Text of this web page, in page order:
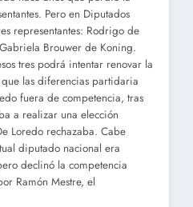
Pero en Diputados
representantes: Rodrigo de
Brouwer de Koning.
tres podrá intentar renovar la
las diferencias partidaria
fuera de competencia, tras
a realizar una elección
Loredo rechazaba. Cabe
diputado nacional era
declinó la competencia
Ramón Mestre, el